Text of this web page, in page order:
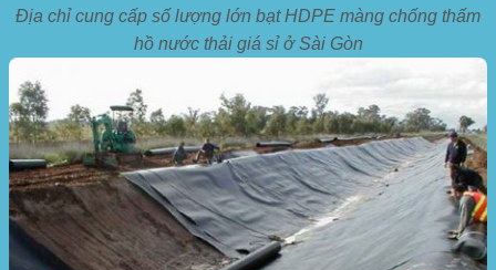
Địa chỉ cung cấp số lượng lớn bạt HDPE màng chống thấm
hồ nước thải giá sỉ ở Sài Gòn